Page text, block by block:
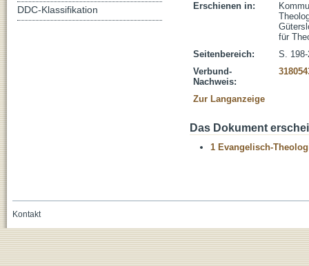
Erschienen in:
für
Seitenbereich:
S.
Verbund-
Nachweis:
Zur Langanzeige
Das Dokument
1 Evangelisch-
DDC-Klassifikation
Kontakt